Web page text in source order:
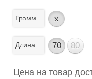
Грамм x
Длина 70 80
Цена на товар